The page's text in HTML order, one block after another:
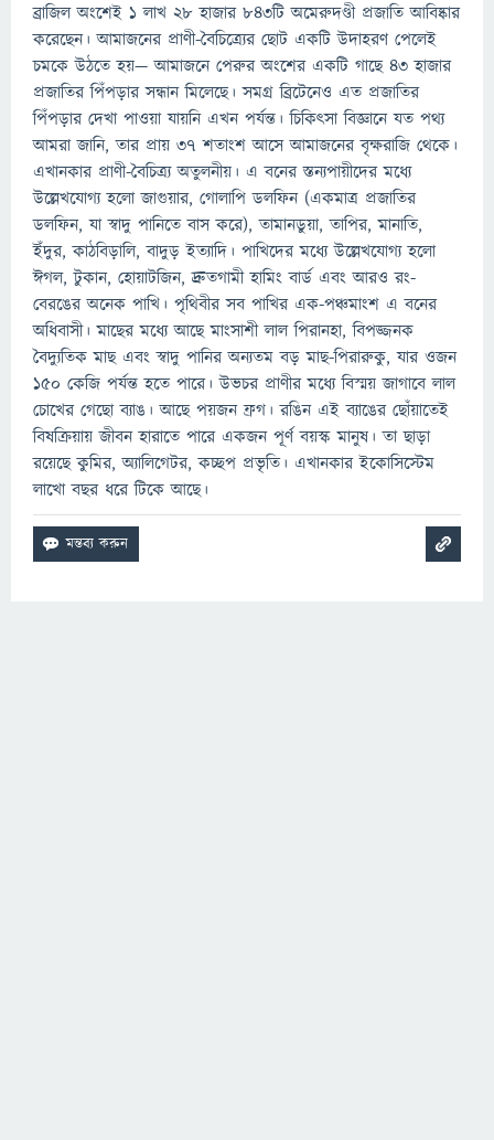
ব্রাজিল অংশেই ১ লাখ ২৮ হাজার ৮৪৩টি অমেরুদণ্ডী প্রজাতি আবিষ্কার
করেছেন। আমাজনের প্রাণী-বৈচিত্র্যের ছোট একটি উদাহরণ পেলেই
চমকে উঠতে হয়— আমাজনে পেরুর অংশের একটি গাছে ৪৩ হাজার
প্রজাতির পিঁপড়ার সন্ধান মিলেছে। সমগ্র ব্রিটেনেও এত প্রজাতির
পিঁপড়ার দেখা পাওয়া যায়নি এখন পর্যন্ত। চিকিৎসা বিজ্ঞানে যত পথ্য
আমরা জানি, তার প্রায় ৩৭ শতাংশ আসে আমাজনের বৃক্ষরাজি থেকে।
এখানকার প্রাণী-বৈচিত্র্য অতুলনীয়। এ বনের স্তন্যপায়ীদের মধ্যে
উল্লেখযোগ্য হলো জাগুয়ার, গোলাপি ডলফিন (একমাত্র প্রজাতির
ডলফিন, যা স্বাদু পানিতে বাস করে), তামানডুয়া, তাপির, মানাতি,
ইঁদুর, কাঠবিড়ালি, বাদুড় ইত্যাদি। পাখিদের মধ্যে উল্লেখযোগ্য হলো
ঈগল, টুকান, হোয়াটজিন, দ্রুতগামী হামিং বার্ড এবং আরও রং-
বেরঙের অনেক পাখি। পৃথিবীর সব পাখির এক-পঞ্চমাংশ এ বনের
অধিবাসী। মাছের মধ্যে আছে মাংসাশী লাল পিরানহা, বিপজ্জনক
বৈদ্যুতিক মাছ এবং স্বাদু পানির অন্যতম বড় মাছ-পিরারুকু, যার ওজন
১৫০ কেজি পর্যন্ত হতে পারে। উভচর প্রাণীর মধ্যে বিস্ময় জাগাবে লাল
চোখের গেছো ব্যাঙ। আছে পয়জন ফ্রগ। রঙিন এই ব্যাঙের ছোঁয়াতেই
বিষক্রিয়ায় জীবন হারাতে পারে একজন পূর্ণ বয়স্ক মানুষ। তা ছাড়া
রয়েছে কুমির, অ্যালিগেটর, কচ্ছপ প্রভৃতি। এখানকার ইকোসিস্টেম
লাখো বছর ধরে টিকে আছে।